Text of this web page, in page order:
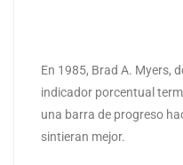
En 1985, Brad A. Myers,
indicador porcentual
una barra de progreso
sintieran mejor.